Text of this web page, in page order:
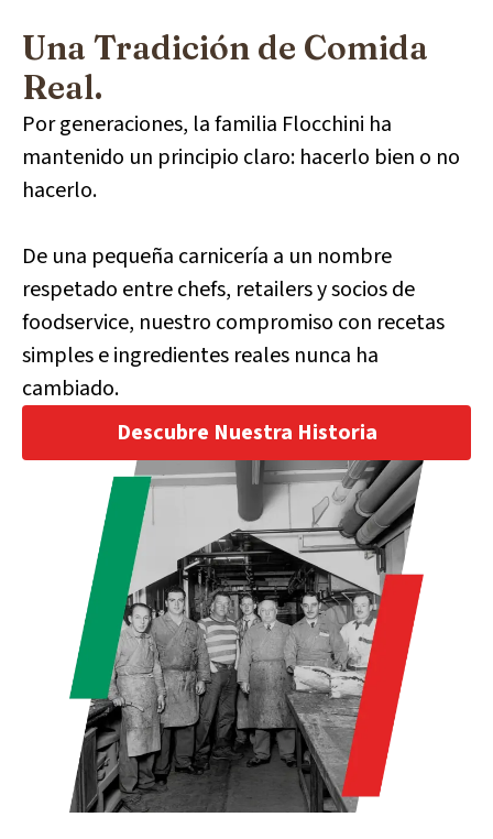
Una Tradición de Comida
Real.
Por generaciones, la familia Flocchini ha
mantenido un principio claro: hacerlo bien o no
hacerlo.
De una pequeña carnicería a un nombre
respetado entre chefs, retailers y socios de
foodservice, nuestro compromiso con recetas
simples e ingredientes reales nunca ha
cambiado.
Descubre Nuestra Historia